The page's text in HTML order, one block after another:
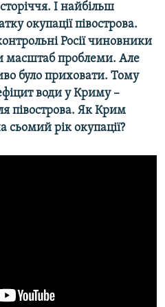
І найбільш
окупації півострова.
Росії чиновники
масштаб проблеми. Але
було приховати. Тому
води у Криму –
півострова. Як Крим
рік окупації?